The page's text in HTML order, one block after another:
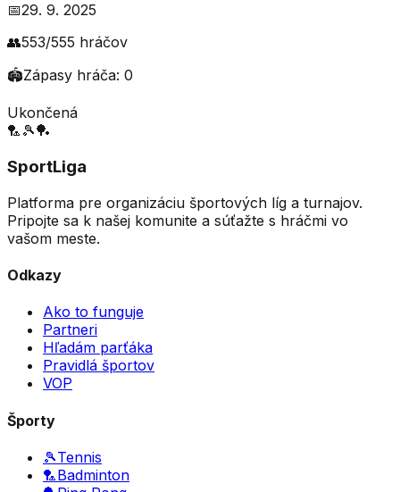
📅29. 9. 2025
👥553/555 hráčov
🏟️Zápasy hráča: 0
Ukončená
🏸 🎾🏓
SportLiga
Platforma pre organizáciu športových líg a turnajov.
Pripojte sa k našej komunite a súťažte s hráčmi vo
vašom meste.
Odkazy
Ako to funguje
Partneri
Hľadám parťáka
Pravidlá športov
VOP
Športy
🎾Tennis
🏸Badminton